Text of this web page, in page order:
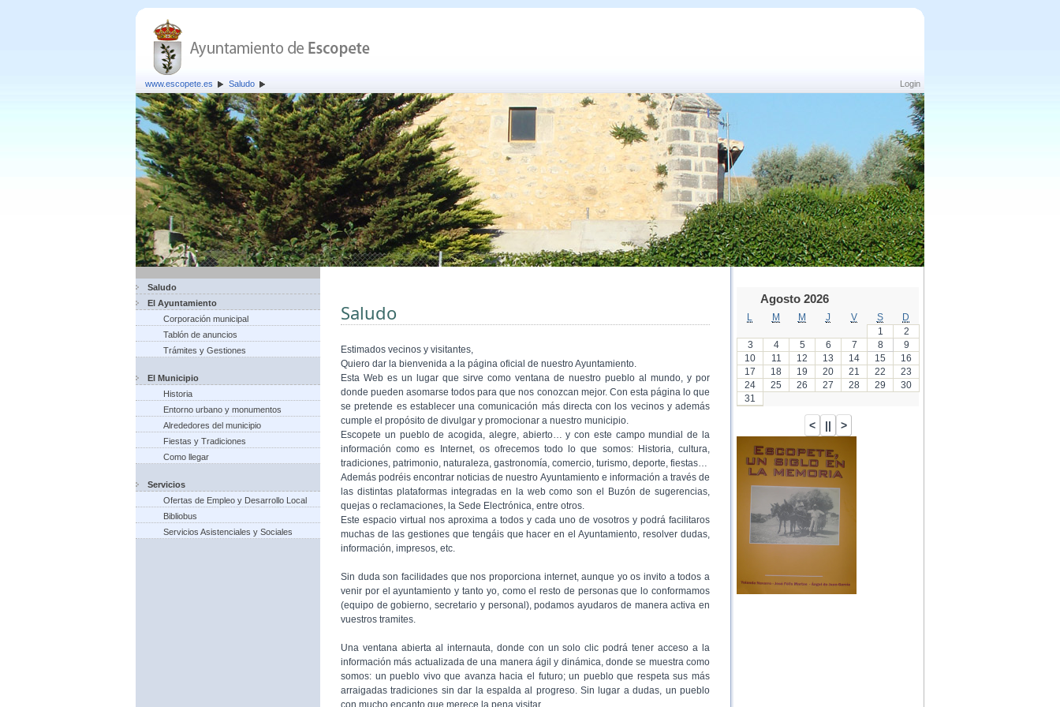
Login
www.escopete.es Saludo
Saludo
El Ayuntamiento
Corporación municipal
Tablón de anuncios
Trámites y Gestiones
El Municipio
Historia
Entorno urbano y monumentos
Alrededores del municipio
Fiestas y Tradiciones
Como llegar
Servicios
Ofertas de Empleo y Desarrollo Local
Bibliobus
Servicios Asistenciales y Sociales
Saludo
Estimados vecinos y visitantes,
Quiero dar la bienvenida a la página oficial de nuestro Ayuntamiento.
Esta Web es un lugar que sirve como ventana de nuestro pueblo al mundo, y por
donde pueden asomarse todos para que nos conozcan mejor. Con esta página lo que
se pretende es establecer una comunicación más directa con los vecinos y además
cumple el propósito de divulgar y promocionar a nuestro municipio.
Escopete un pueblo de acogida, alegre, abierto… y con este campo mundial de la
información como es Internet, os ofrecemos todo lo que somos: Historia, cultura,
tradiciones, patrimonio, naturaleza, gastronomía, comercio, turismo, deporte, fiestas…
Además podréis encontrar noticias de nuestro Ayuntamiento e información a través de
las distintas plataformas integradas en la web como son el Buzón de sugerencias,
quejas o reclamaciones, la Sede Electrónica, entre otros.
Este espacio virtual nos aproxima a todos y cada uno de vosotros y podrá facilitaros
muchas de las gestiones que tengáis que hacer en el Ayuntamiento, resolver dudas,
información, impresos, etc.
Sin duda son facilidades que nos proporciona internet, aunque yo os invito a todos a
venir por el ayuntamiento y tanto yo, como el resto de personas que lo conformamos
(equipo de gobierno, secretario y personal), podamos ayudaros de manera activa en
vuestros tramites.
Una ventana abierta al internauta, donde con un solo clic podrá tener acceso a la
información más actualizada de una manera ágil y dinámica, donde se muestra como
somos: un pueblo vivo que avanza hacia el futuro; un pueblo que respeta sus más
arraigadas tradiciones sin dar la espalda al progreso. Sin lugar a dudas, un pueblo
con mucho encanto que merece la pena visitar.
Agosto 2026
M M J V S
D
1
2
3
4 5 6 7 8
9
10
11 12 13 14 15
16
17
18 19 20 21 22
23
24
25 26 27 28 29
30
31